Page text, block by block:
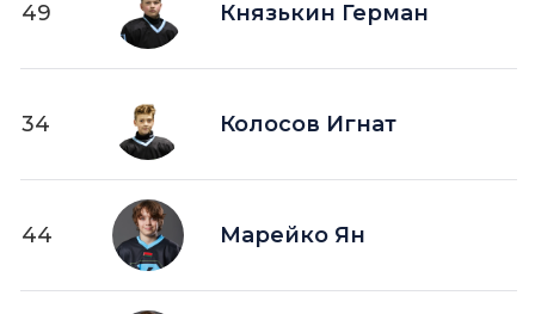
49 Князькин Герман
34 Колосов Игнат
44 Марейко Ян